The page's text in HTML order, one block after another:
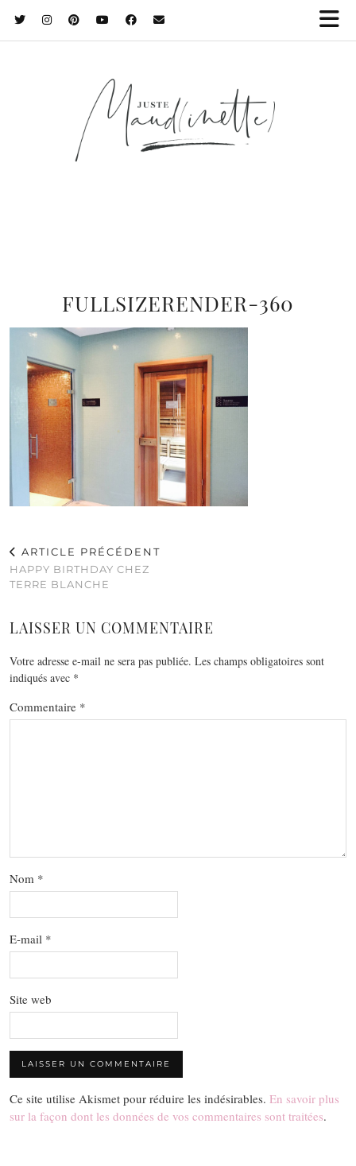
FULLSIZERENDER-360
ARTICLE PRÉCÉDENT
HAPPY BIRTHDAY CHEZ
TERRE BLANCHE
LAISSER UN COMMENTAIRE
Votre adresse e-mail ne sera pas publiée. Les champs obligatoires sont
indiqués avec *
Commentaire *
Nom *
E-mail *
Site web
Ce site utilise Akismet pour réduire les indésirables. En savoir plus
sur la façon dont les données de vos commentaires sont traitées.